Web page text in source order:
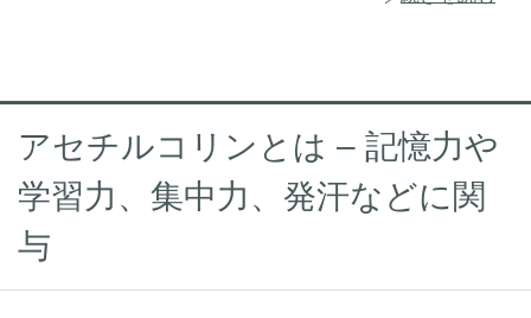
アセチルコリンとは – 記憶力や
学習力、集中力、発汗などに関
与